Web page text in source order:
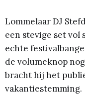
Lommelaar DJ
een stevige set vol
echte
de volumeknop
bracht hij het
vakantiestemming.